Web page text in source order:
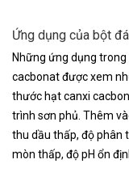
Ứng dụng của bột
Những ứng dụng
cacbonat được xem
thước hạt canxi
trình sơn phủ. Thêm
thu dầu thấp, độ phân
mòn thấp, độ pH ổn